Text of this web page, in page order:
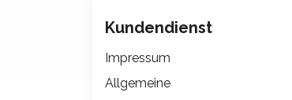
Kundendienst
Impressum
Allgemeine